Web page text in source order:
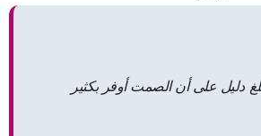
دليل على أن الصمت أوفر بكثير